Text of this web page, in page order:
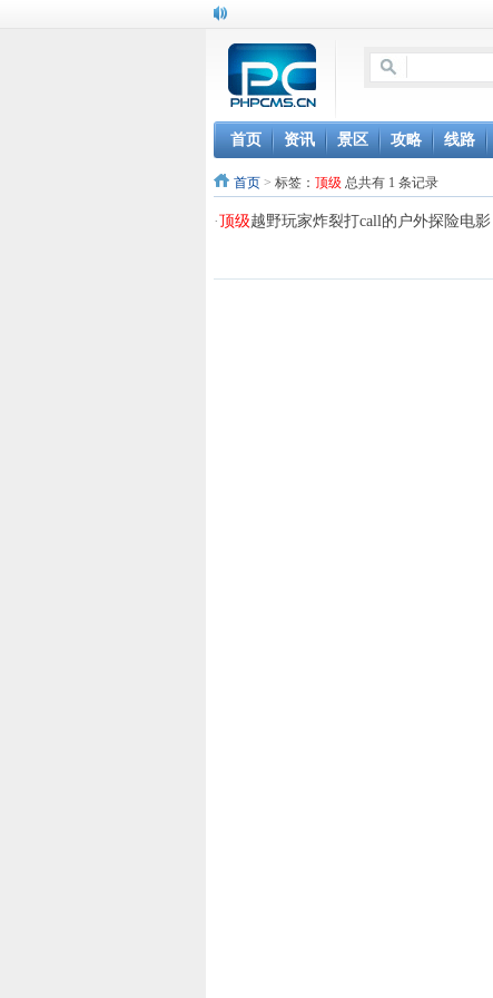
首页 资讯 景区 攻略 线路
首页 > 标签： 顶级 总共有 1 条记录
·顶级越野玩家炸裂打call的户外探险电